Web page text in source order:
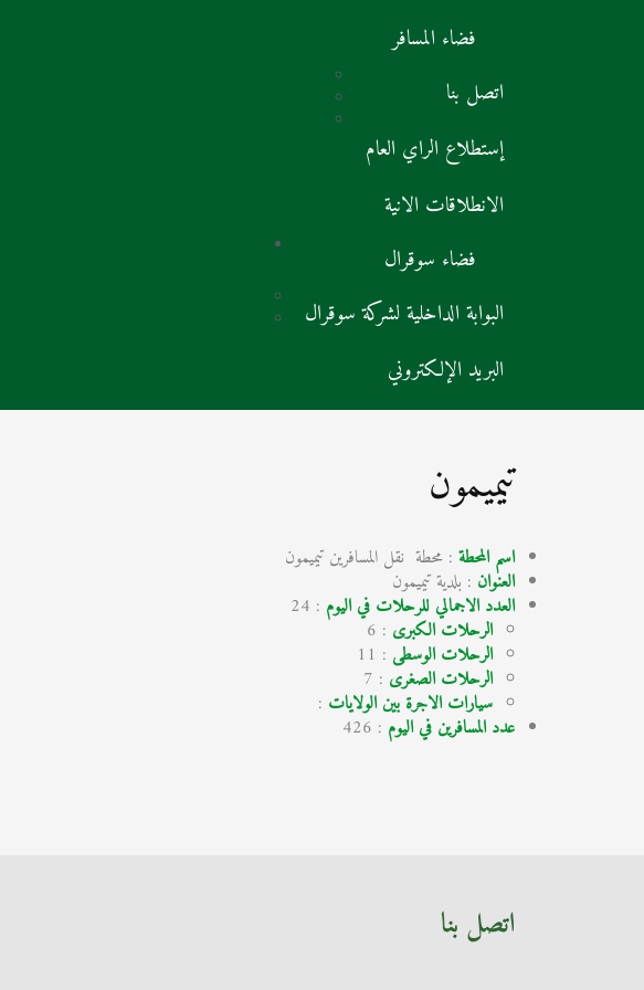
فضاء المسافر
اتصل بنا
إستطلاع الراي العام
الانطلاقات الانية
فضاء سوقرال
البوابة الداخلية لشركة سوقرال
البريد الإلكتروني
تيميمون
اسم المحطة : محطة نقل المسافرين تيميمون
العنوان : بلدية تيميمون
العدد الاجمالي للرحلات في اليوم : 24
الرحلات الكبرى : 6
الرحلات الوسطى : 11
الرحلات الصغرى : 7
سيارات الاجرة بين الولايات :
عدد المسافرين في اليوم : 426
اتصل بنا